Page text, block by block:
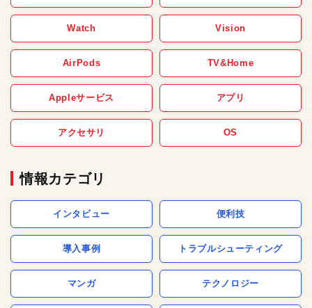
Watch Vision
AirPods TV&Home
Appleサービス アプリ
アクセサリ OS
情報カテゴリ
インタビュー 便利技
導入事例 トラブルシューティング
マンガ テクノロジー